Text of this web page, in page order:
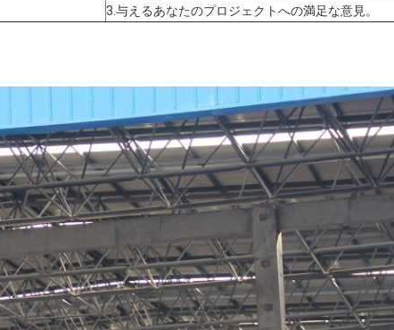
3.与えるあなたのプロジェクトへの満足な意見。